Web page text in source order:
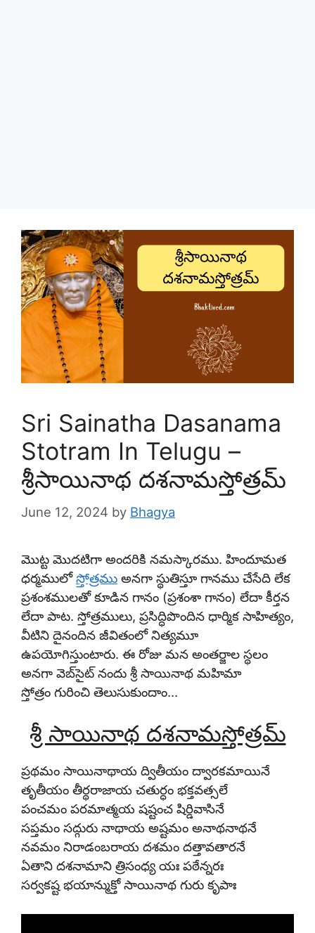
Sri Sainatha Dasanama
Stotram In Telugu –
శ్రీసాయినాథ దశనామస్తోత్రమ్
June 12, 2024 by Bhagya
మొట్ట మొదటిగా అందరికి నమస్కారము. హిందూమత
ధర్మములోస్తోత్రము అనగా స్థుతిస్తూ గానము చేసేది లేక
ప్రశంశములతో కూడిన గానం (ప్రశంశా గానం) లేదా కీర్తన
లేదా పాట. స్తోత్రములు, ప్రసిద్ధిపొందిన ధార్మిక సాహిత్యం,
వీటిని దైనందిన జీవితంలో నిత్యమూ
ఉపయోగిస్తుంటారు. ఈ రోజు మన అంతర్జాల స్థలం
అనగా వెబ్‌సైట్ నందు శ్రీ సాయినాథ మహిమా
స్తోత్రం గురించి తెలుసుకుందాం…
శ్రీ సాయినాథ దశనామస్తోత్రమ్
ప్రథమం సాయినాథాయ ద్వితీయం ద్వారకమాయినే
తృతీయం తీర్థరాజాయ చతుర్ధం భక్తవత్సలే
పంచమం పరమాత్మయ షష్టంచ షిర్డివాసినే
సప్తమం సద్గురు నాథాయ అష్టమం అనాథనాథనే
నవమం నిరాడంబరాయ దశమం దత్తావతారనే
ఏతాని దశనామాని త్రిసంధ్య యః పఠేన్నరః
సర్వకష్ట భయాన్ముక్తో సాయినాథ గురు కృపాః